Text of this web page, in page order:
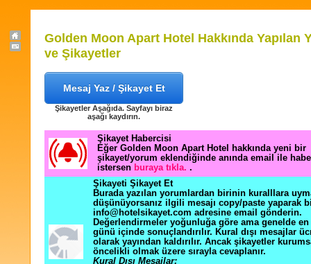
Golden Moon Apart Hotel Hakkında Yapılan
ve Şikayetler
Mesaj Yaz / Şikayet Et
Şikayetler Aşağıda. Sayfayı biraz
aşağı kaydırın.
Şikayet Habercisi
Eğer Golden Moon Apart Hotel hakkında yeni bir
şikayet/yorum eklendiğinde anında email ile
istersen buraya tıkla. .
Şikayeti Şikayet Et
Burada yazılan yorumlardan birinin kuralllara
düşünüyorsanız ilgili mesajı copy/paste yaparak
info@hotelsikayet.com adresine email gönderin.
Değerlendirmeler yoğunluğa göre ama genelde
günü içinde sonuçlandırılır. Kural dışı mesajlar
olarak yayından kaldırılır. Ancak şikayetler
öncelikli olmak üzere sırayla cevaplanır.
Kural Dışı Mesajlar: